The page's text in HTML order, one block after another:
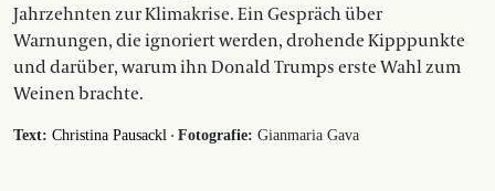
Jahrzehnten zur Klimakrise. Ein Gespräch über
Warnungen, die ignoriert werden, drohende Kipppunkte
und darüber, warum ihn Donald Trumps erste Wahl zum
Weinen brachte.
Text: Christina Pausackl · Fotografie: Gianmaria Gava